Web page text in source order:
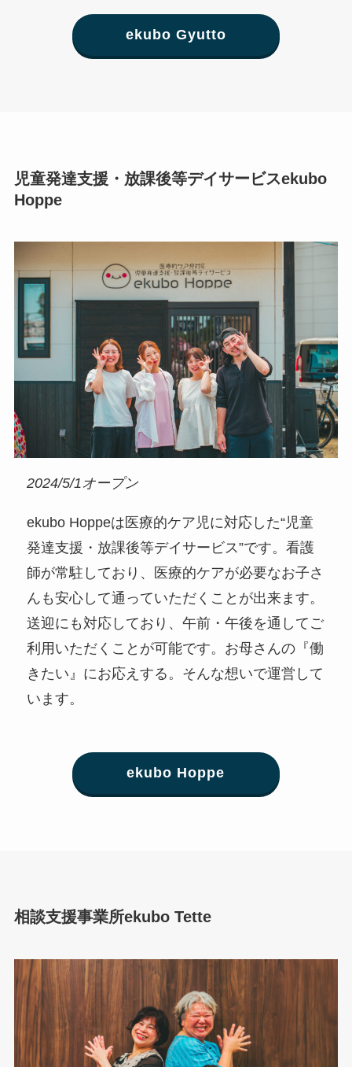
ekubo Gyutto
児童発達支援・放課後等デイサービスekubo
Hoppe
2024/5/1オープン
ekubo Hoppeは医療的ケア児に対応した“児童
発達支援・放課後等デイサービス”です。看護
師が常駐しており、医療的ケアが必要なお子さ
んも安心して通っていただくことが出来ます。
送迎にも対応しており、午前・午後を通してご
利用いただくことが可能です。お母さんの『働
きたい』にお応えする。そんな想いで運営して
います。
ekubo Hoppe
相談支援事業所ekubo Tette